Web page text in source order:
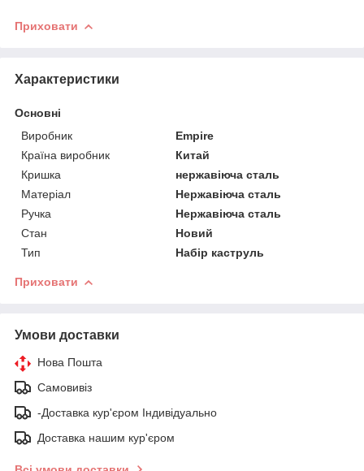
Приховати
Характеристики
Основні
Виробник
Empire
Країна виробник
Китай
Кришка
нержавіюча сталь
Матеріал
Нержавіюча сталь
Ручка
Нержавіюча сталь
Стан
Новий
Тип
Набір каструль
Приховати
Умови доставки
Нова Пошта
Самовивіз
-Доставка кур'єром Індивідуально
Доставка нашим кур'єром